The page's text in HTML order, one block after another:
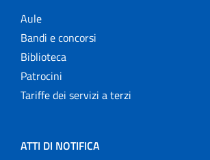
Aule
Bandi e concorsi
Biblioteca
Patrocini
Tariffe dei servizi a terzi
ATTI DI NOTIFICA